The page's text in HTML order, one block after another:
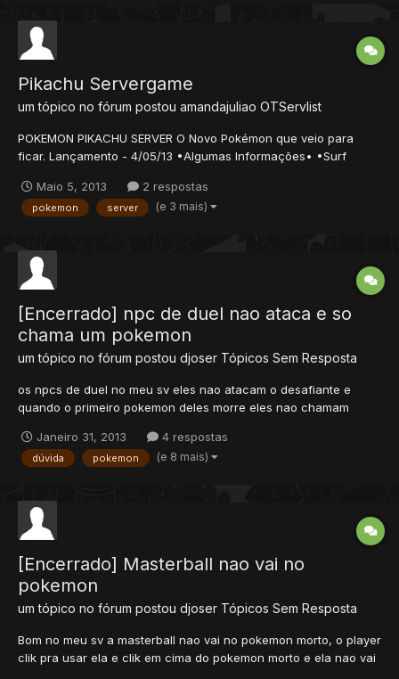
Pikachu Servergame
um tópico no fórum postou amandajuliao OTServlist
POKEMON PIKACHU SERVER O Novo Pokémon que veio para
ficar. Lançamento - 4/05/13 •Algumas Informações• •Surf
•Pokedex System - 100%. •Pokemons Evolui Por Stones. e por
level...
Maio 5, 2013 2 respostas
pokemon server (e 3 mais)
[Encerrado] npc de duel nao ataca e so
chama um pokemon
um tópico no fórum postou djoser Tópicos Sem Resposta
os npcs de duel no meu sv eles nao atacam o desafiante e
quando o primeiro pokemon deles morre eles nao chamam
colokarlos para atacar e chamar a quantidade de pokes q o
player escolheu pra batalhar???
Janeiro 31, 2013 4 respostas
dúvida pokemon (e 8 mais)
[Encerrado] Masterball nao vai no
pokemon
um tópico no fórum postou djoser Tópicos Sem Resposta
Bom no meu sv a masterball nao vai no pokemon morto, o player
clik pra usar ela e clik em cima do pokemon morto e ela nao vai